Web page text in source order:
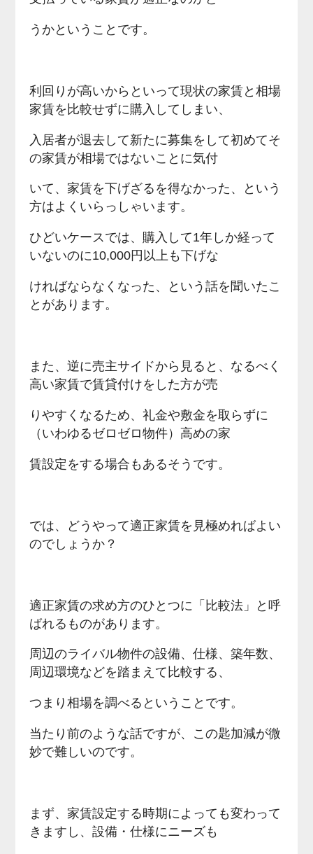
うかということです。
利回りが高いからといって現状の家賃と相場
家賃を比較せずに購入してしまい、
入居者が退去して新たに募集をして初めてそ
の家賃が相場ではないことに気付
いて、家賃を下げざるを得なかった、という
方はよくいらっしゃいます。
ひどいケースでは、購入して1年しか経って
いないのに10,000円以上も下げな
ければならなくなった、という話を聞いたこ
とがあります。
また、逆に売主サイドから見ると、なるべく
高い家賃で賃貸付けをした方が売
りやすくなるため、礼金や敷金を取らずに
（いわゆるゼロゼロ物件）高めの家
賃設定をする場合もあるそうです。
では、どうやって適正家賃を見極めればよい
のでしょうか？
適正家賃の求め方のひとつに「比較法」と呼
ばれるものがあります。
周辺のライバル物件の設備、仕様、築年数、
周辺環境などを踏まえて比較する、
つまり相場を調べるということです。
当たり前のような話ですが、この匙加減が微
妙で難しいのです。
まず、家賃設定する時期によっても変わって
きますし、設備・仕様にニーズも